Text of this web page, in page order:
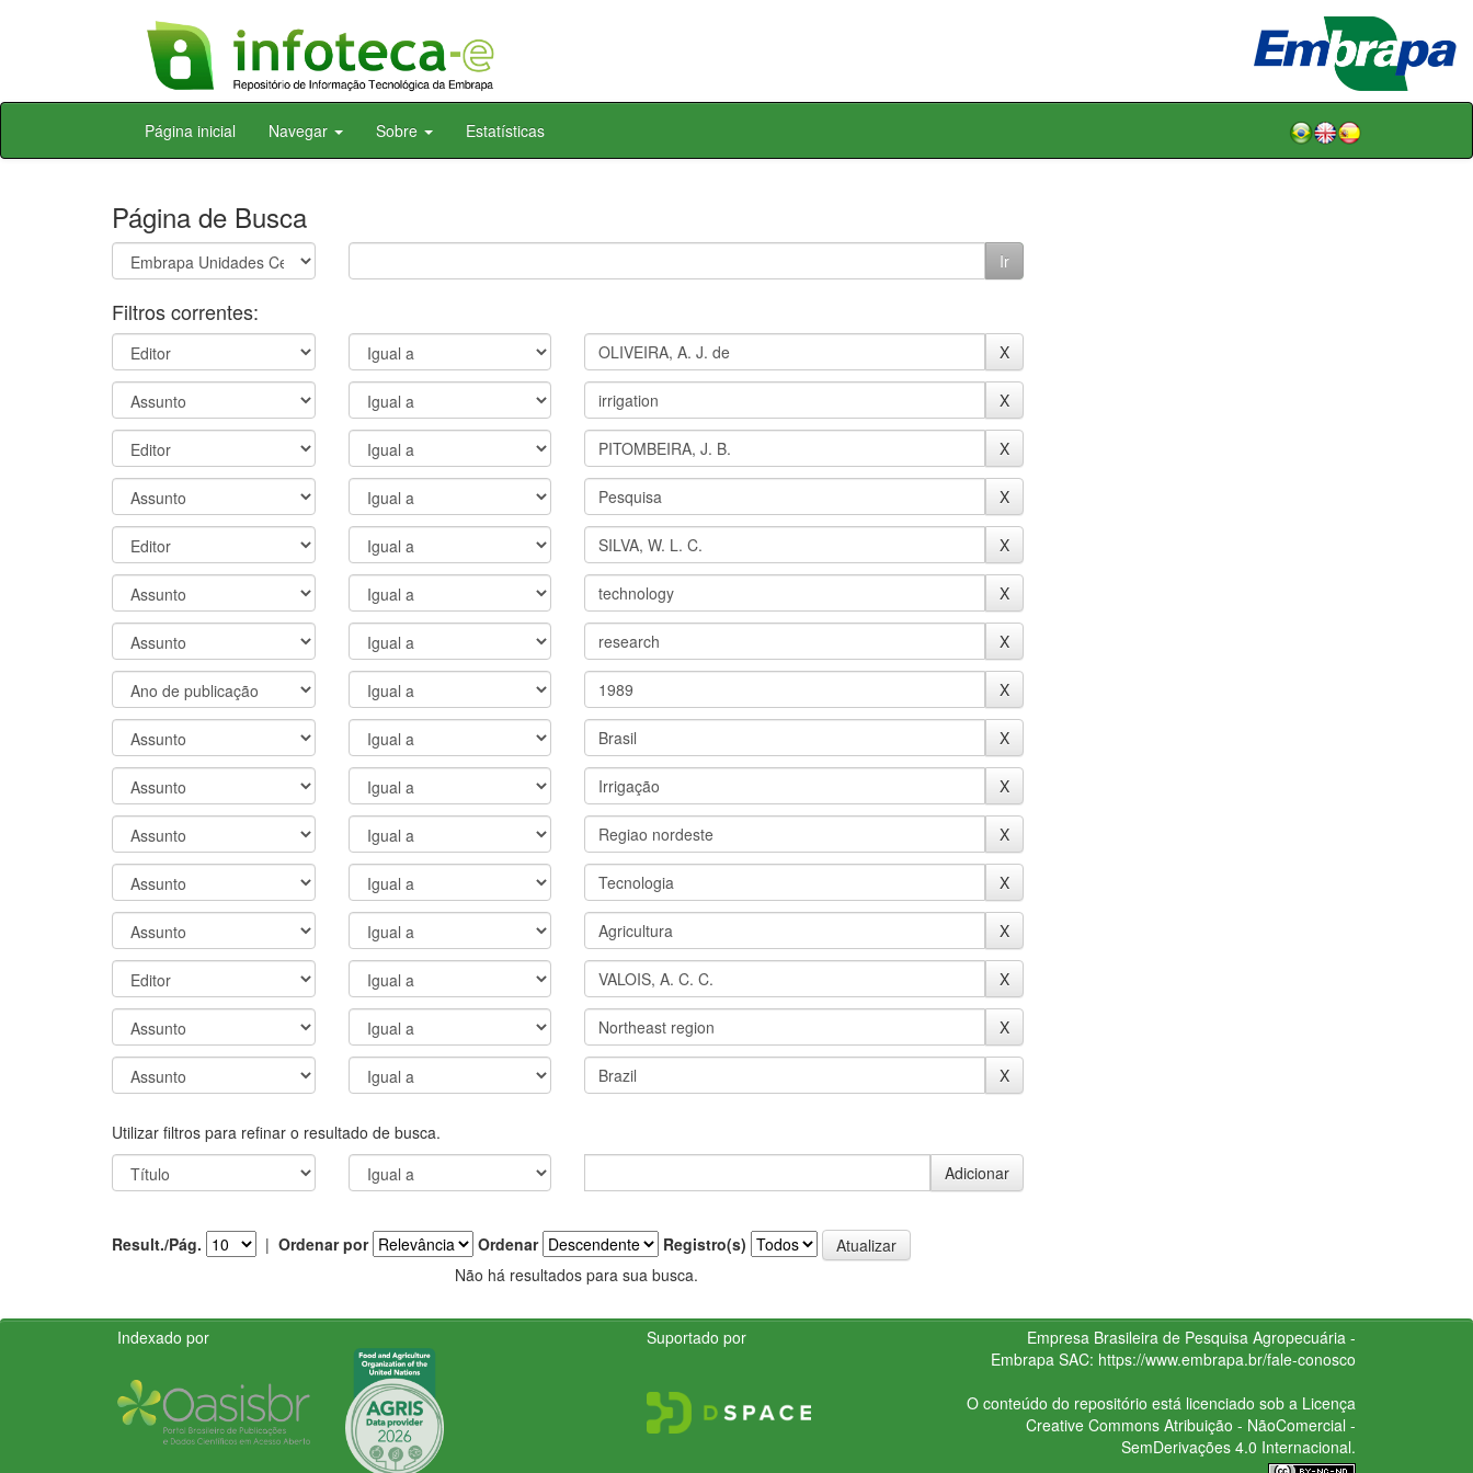
Skip
Página inicial Navegar Sobre Estatísticas
Página de Busca
Filtros correntes:
Utilizar filtros para refinar o resultado de busca.
Result./Pág. | Ordenar por Ordenar
Registro(s)
Não há resultados para sua busca.
Indexado por Suportado por
Empresa Brasileira de Pesquisa Agropecuária -
Embrapa SAC: https://www.embrapa.br/fale-conosco
O conteúdo do repositório está licenciado sob a Licença
Creative CommonsAtribuição - NãoComercial -
SemDerivações 4.0 Internacional.